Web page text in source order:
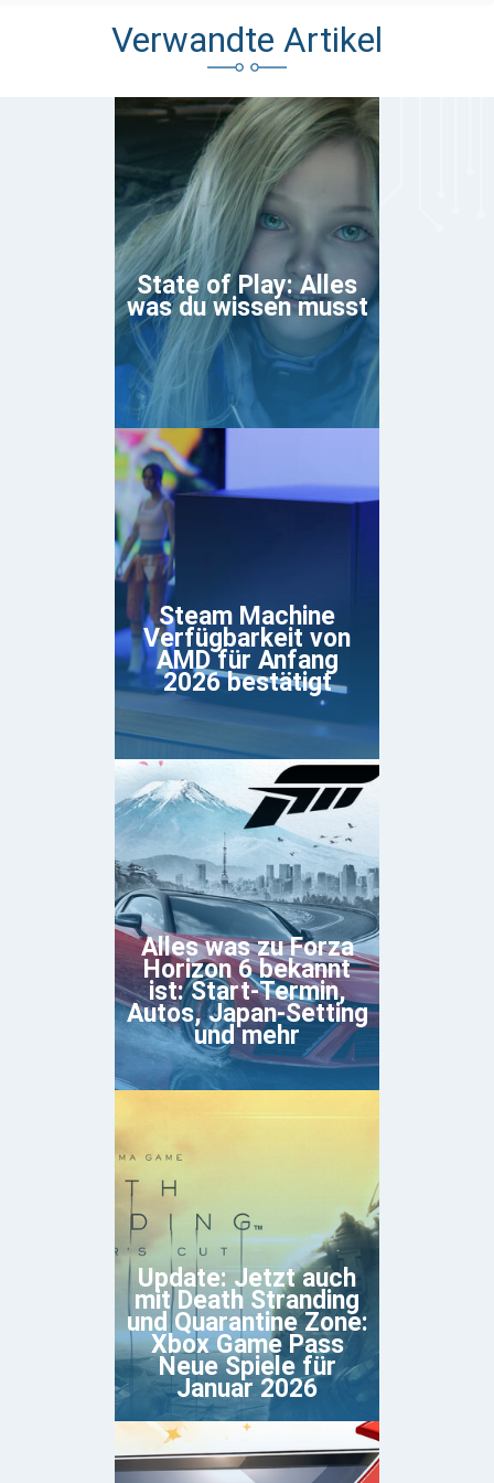
Verwandte Artikel
State of Play: Alles
was du wissen musst
Steam Machine
Verfügbarkeit von
AMD für Anfang
2026 bestätigt
Alles was zu Forza
Horizon 6 bekannt
ist: Start-Termin,
Autos, Japan-Setting
und mehr
Update: Jetzt auch
mit Death Stranding
und Quarantine Zone:
Xbox Game Pass
Neue Spiele für
Januar 2026